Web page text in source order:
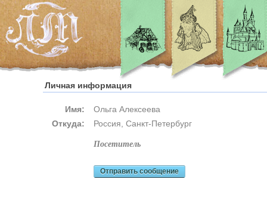
Личная информация
Имя:
Ольга Алексеева
Откуда:
Россия, Санкт-Петербург
посетитель
Отправить сообщение